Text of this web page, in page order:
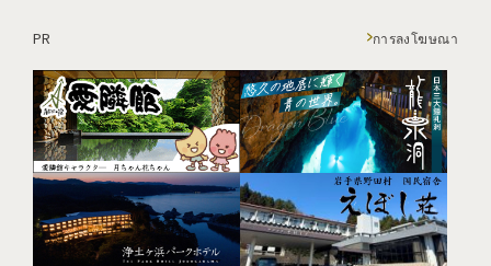
PR การลงโฆษณา